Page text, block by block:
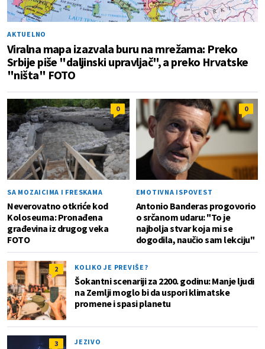
AKTUELNO
Viralna mapa izazvala buru na mrežama: Preko
Srbije piše "daljinski upravljač", a preko Hrvatske
"ništa" FOTO
0
SA MOZAICIMA I FRESKAMA
Neverovatno otkriće kod
Koloseuma: Pronađena
građevina iz drugog veka
FOTO
0
EMOTIVNA ISPOVEST
Antonio Banderas progovorio
o srčanom udaru: "To je
najbolja stvar koja mi se
dogodila, naučio sam lekciju"
2 KOLIKO JE PREVIŠE?
Šokantni scenariji za 2200. godinu: Manje ljudi
na Zemlji moglo bi da uspori klimatske
promene i spasi planetu
3 JEZIVO